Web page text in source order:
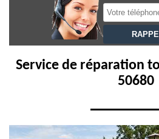
Service de réparation
50680